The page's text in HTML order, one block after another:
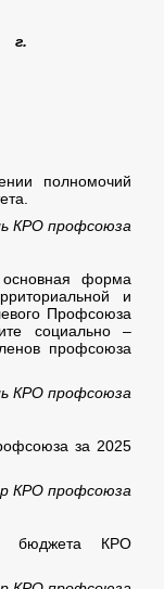
полномочий
КРО профсоюза
основная форма
и
Профсоюза
социально –
профсоюза
КРО профсоюза
за 2025
КРО профсоюза
бюджета КРО